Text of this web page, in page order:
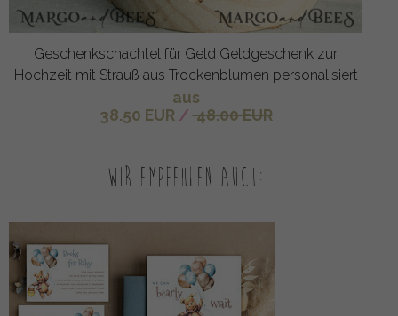
Geschenkschachtel für Geld Geldgeschenk zur
Hochzeit mit Strauß aus Trockenblumen personalisiert
aus
38.50 EUR/ 48.00 EUR
Wir empfehlen auch: